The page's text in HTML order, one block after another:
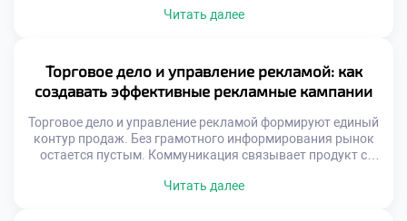
угроз ведет к неизбежным потерям капитала.
предприятия надежно. Риски делятся на финансовые
рыночные и операционные. Каждый тип требует
уникальных методов нейтрализации. Безопасность
торговли строится на […]
Читать далее
Торговое дело и управление рекламой: как
создавать эффективные рекламные кампании
Торговое дело и управление рекламой формируют единый
контур продаж. Без грамотного информирования рынок
остается пустым. Коммуникация связывает продукт с
стратегического распределения ресурсов. Хаотичные
Читать далее